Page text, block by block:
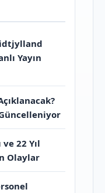
Yayın
ve 22 Yıl
Olaylar